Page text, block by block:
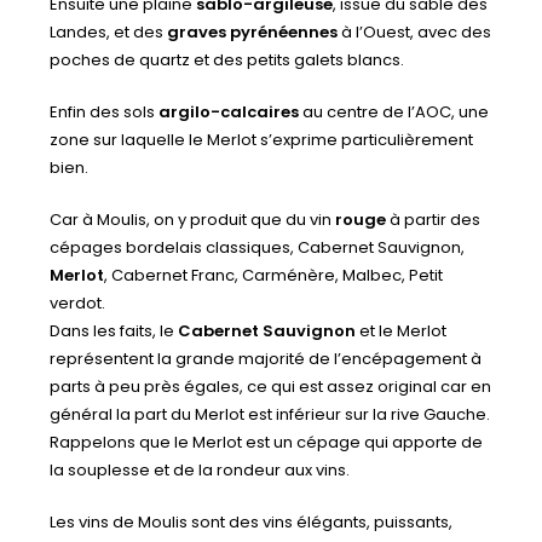
Landes, et des graves pyrénéennesà l’Ouest, avec des
poches de quartz et des petits galets blancs.
Enfin des sols argilo-calcairesau centre de l’AOC, une
zone sur laquelle le Merlot s’exprime particulièrement
bien.
Car à Moulis, on y produit que du vin rougeà partir des
cépages bordelais classiques, Cabernet Sauvignon,
Merlot, Cabernet Franc, Carménère, Malbec, Petit
verdot.
Dans les faits, le Cabernet Sauvignon et le Merlot
représentent la grande majorité de l’encépagement à
parts à peu près égales, ce qui est assez original car en
général la part du Merlot est inférieur sur la rive Gauche.
Rappelons que le Merlot est un cépage qui apporte de
la souplesse et de la rondeur aux vins.
Les vins de Moulis sont des vins élégants, puissants,